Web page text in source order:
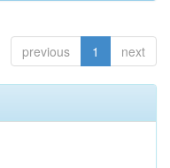
previous 1 next